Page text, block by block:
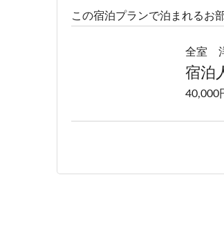
この宿泊プランで泊まれるお
全室
宿泊
40,000